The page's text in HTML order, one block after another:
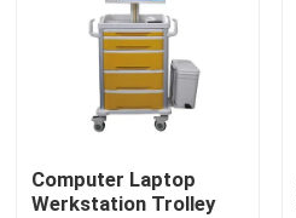
Computer Laptop
Werkstation Trolley